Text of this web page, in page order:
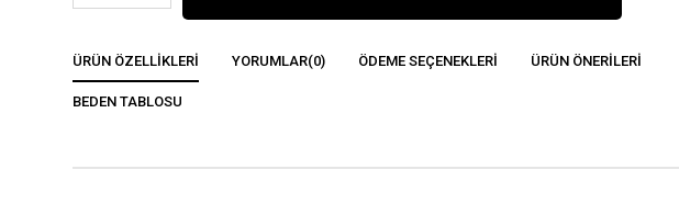
ÜRÜN ÖZELLIKLERI YORUMLAR(0) ÖDEME SEÇENEKLERI ÜRÜN ÖNERILERI
BEDEN TABLOSU